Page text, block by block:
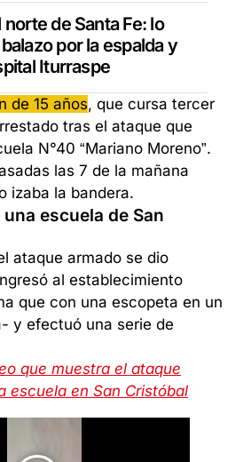
de Santa Fe: lo
por la espalda y
Iturraspe
de 15 años, que cursa tercer
tras el ataque que
N°40 “Mariano Moreno”.
las 7 de la mañana
izaba la bandera.
escuela de San
ataque armado se dio
al establecimiento
que con una escopeta en un
y efectuó una serie de
que muestra el ataque
escuela en San Cristóbal